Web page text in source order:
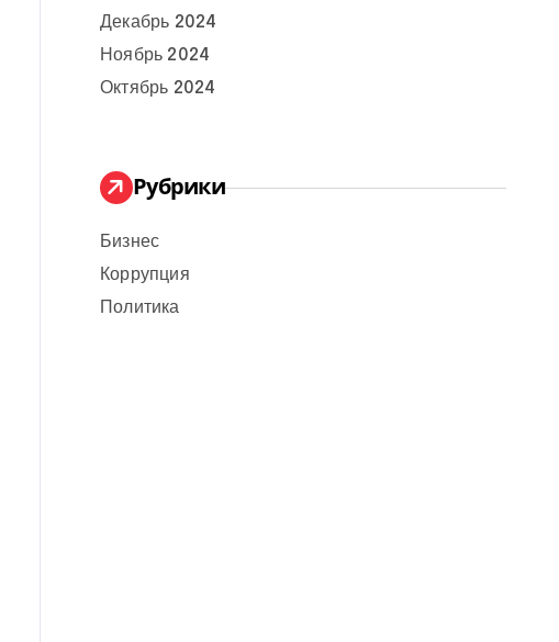
Декабрь 2024
Ноябрь 2024
Октябрь 2024
Рубрики
Бизнес
Коррупция
Политика